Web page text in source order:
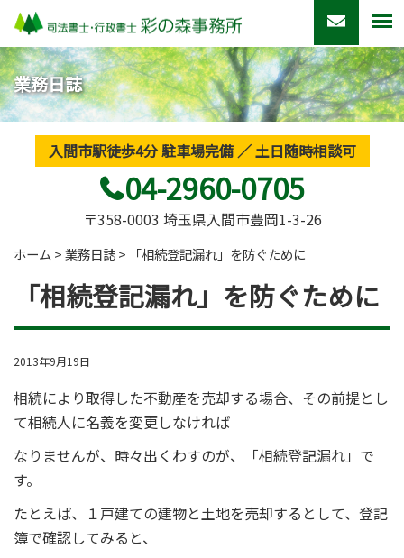
業務日誌
入間市駅徒歩4分 駐車場完備 ／ 土日随時相談可
04-2960-0705
〒358-0003 埼玉県入間市豊岡1-3-26
ホーム >業務日誌> 「相続登記漏れ」を防ぐために
「相続登記漏れ」を防ぐために
2013年9月19日
相続により取得した不動産を売却する場合、その前提とし
て相続人に名義を変更しなければ
なりませんが、時々出くわすのが、「相続登記漏れ」で
す。
たとえば、１戸建ての建物と土地を売却するとして、登記
簿で確認してみると、